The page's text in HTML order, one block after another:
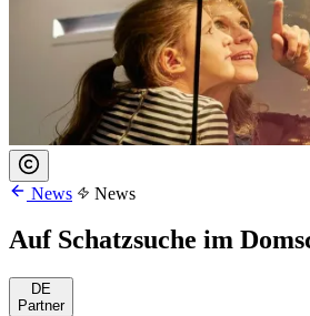
News News
Auf Schatzsuche im
DE
Partner